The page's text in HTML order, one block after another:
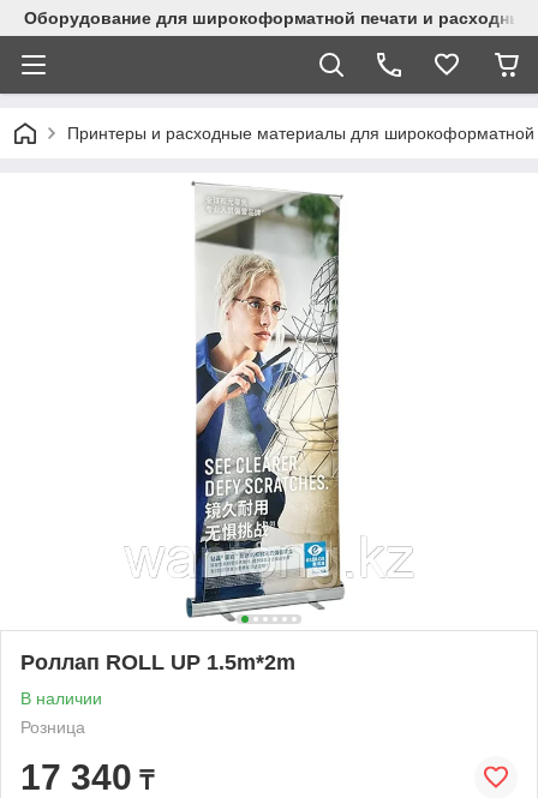
Оборудование для широкоформатной печати и
Принтеры и расходные материалы для широкоформатной
Роллап ROLL UP 1.5m*2m
В наличии
Розница
17 340 ₸